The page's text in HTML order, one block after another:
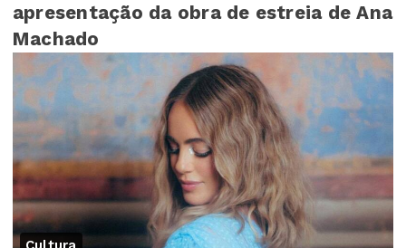
apresentação da obra de estreia de Ana
Machado